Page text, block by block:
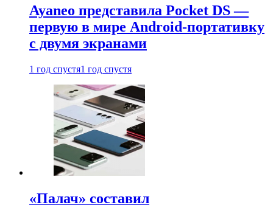
Ayaneo представила Pocket DS —
первую в мире Android-портативку
с двумя экранами
1 год спустя1 год спустя
«Палач» составил